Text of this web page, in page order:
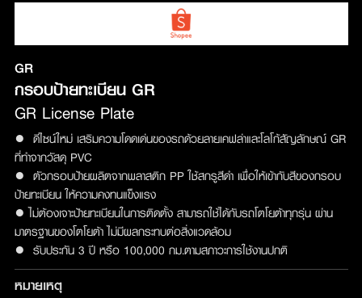
GR
กรอบป้ายทะเบียน GR
GR License Plate
● ดีไซน์ใหม่ เสริมความโดดเด่นของรถด้วยลายเคฟล่าและโลโก้สัญลักษณ์ GR
ที่ทำจากวัสดุ PVC
● ตัวกรอบป้ายผลิตจากพลาสติก PP ใช้สกรูสีดำ เพื่อให้เข้ากับสีของกรอบ
ป้ายทะเบียน ให้ความคงทนแข็งแรง
● ไม่ต้องเจาะป้ายทะเบียนในการติดตั้ง สามารถใช้ได้กับรถโตโยต้าทุกรุ่น ผ่าน
มาตรฐานของโตโยต้า ไม่มีผลกระทบต่อสิ่งแวดล้อม
● รับประกัน 3 ปี หรือ 100,000 กม.ตามสภาวะการใช้งานปกติ
หมายเหตุ